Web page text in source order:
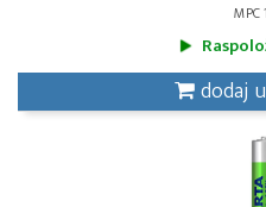
MPC
dodaj